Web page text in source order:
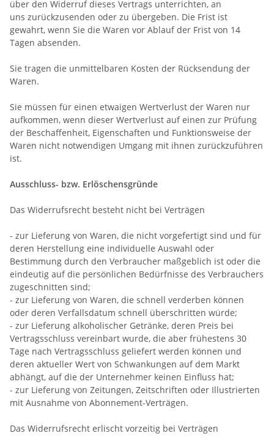
über den Widerruf dieses Vertrags unterrichten, an
uns zurückzusenden oder zu übergeben. Die Frist ist
gewahrt, wenn Sie die Waren vor Ablauf der Frist von 14
Tagen absenden.
Sie tragen die unmittelbaren Kosten der Rücksendung der
Waren.
Sie müssen für einen etwaigen Wertverlust der Waren nur
aufkommen, wenn dieser Wertverlust auf einen zur Prüfung
der Beschaffenheit, Eigenschaften und Funktionsweise der
Waren nicht notwendigen Umgang mit ihnen zurückzuführen
ist.
Ausschluss- bzw. Erlöschensgründe
Das Widerrufsrecht besteht nicht bei Verträgen
- zur Lieferung von Waren, die nicht vorgefertigt sind und für
deren Herstellung eine individuelle Auswahl oder
Bestimmung durch den Verbraucher maßgeblich ist oder die
eindeutig auf die persönlichen Bedürfnisse des Verbrauchers
zugeschnitten sind;
- zur Lieferung von Waren, die schnell verderben können
oder deren Verfallsdatum schnell überschritten würde;
- zur Lieferung alkoholischer Getränke, deren Preis bei
Vertragsschluss vereinbart wurde, die aber frühestens 30
Tage nach Vertragsschluss geliefert werden können und
deren aktueller Wert von Schwankungen auf dem Markt
abhängt, auf die der Unternehmer keinen Einfluss hat;
- zur Lieferung von Zeitungen, Zeitschriften oder Illustrierten
mit Ausnahme von Abonnement-Verträgen.
Das Widerrufsrecht erlischt vorzeitig bei Verträgen